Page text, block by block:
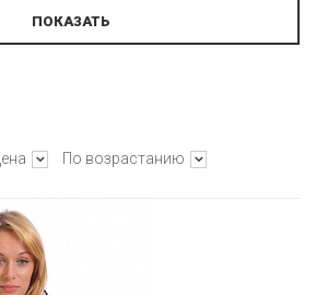
Цена По возрастанию